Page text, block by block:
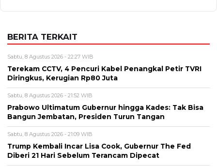
BERITA TERKAIT
Sabtu, 8 Agustus 2026 - 22:27 WIB
Terekam CCTV, 4 Pencuri Kabel Penangkal Petir TVRI
Diringkus, Kerugian Rp80 Juta
Sabtu, 8 Agustus 2026 - 21:52 WIB
Prabowo Ultimatum Gubernur hingga Kades: Tak Bisa
Bangun Jembatan, Presiden Turun Tangan
Sabtu, 8 Agustus 2026 - 21:09 WIB
Trump Kembali Incar Lisa Cook, Gubernur The Fed
Diberi 21 Hari Sebelum Terancam Dipecat